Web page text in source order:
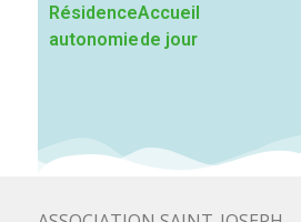
Résidence
autonomie
Accueil
de jour